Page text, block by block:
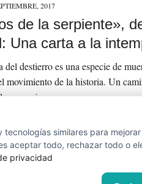
2017
de la serpiente»,
Una carta a la
del destierro es una especie de
movimiento de la historia. Un
personaje….
… 510 »
tecnologías similares para
aceptar todo, rechazar todo o
privacidad